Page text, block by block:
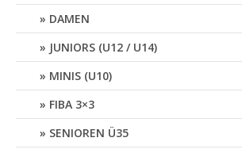
DAMEN
JUNIORS (U12 / U14)
MINIS (U10)
FIBA 3×3
SENIOREN Ü35